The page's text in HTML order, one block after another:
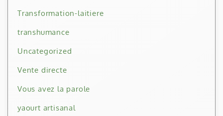
Transformation-laitiere
transhumance
Uncategorized
Vente directe
Vous avez la parole
yaourt artisanal